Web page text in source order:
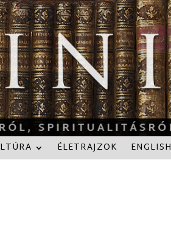
ÉLETRAJZOK ENGLISH